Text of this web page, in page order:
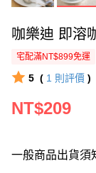
咖樂迪 即溶
宅配滿NT$899免運
5 ( 1 則評價 )
NT$209
一般商品出貨須